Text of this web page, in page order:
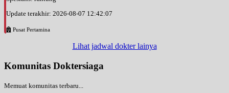
Update terakhir: 2026-08-07 12:42:07
Pusat Pertamina
Lihat jadwal dokter lainya
Komunitas Doktersiaga
Memuat komunitas terbaru...